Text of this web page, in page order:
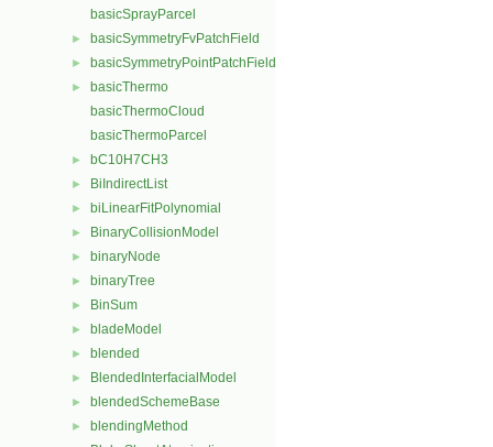
basicSprayParcel
► basicSymmetryFvPatchField
► basicSymmetryPointPatchField
►
basicThermo
basicThermoCloud
basicThermoParcel
► bC10H7CH3
► BiIndirectList
► biLinearFitPolynomial
► BinaryCollisionModel
► binaryNode
► binaryTree
► BinSum
► bladeModel
► blended
► BlendedInterfacialModel
► blendedSchemeBase
► blendingMethod